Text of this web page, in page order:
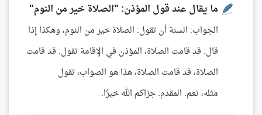
ما يقال عند قول المؤذن: "الصلاة خير من النوم"
الجواب: السنة أن تقول: الصلاة خير من النوم، وهكذا إذا
قال: قد قامت الصلاة، المؤذن في الإقامة تقول: قد قامت
الصلاة، قد قامت الصلاة، هذا هو الصواب، تقول
مثله، نعم. المقدم: جزاكم الله خيرًا.